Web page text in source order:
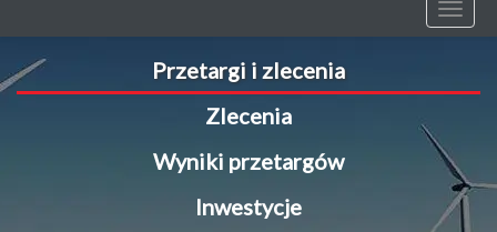
Toggle
Przetargi i zlecenia
Zlecenia
Wyniki przetargów
Inwestycje